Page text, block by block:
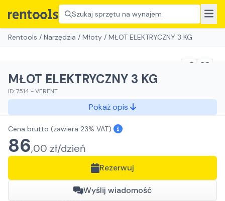
Szukaj sprzętu na wynajem
Rentools / Narzędzia / Młoty / MŁOT ELEKTRYCZNY 3 KG
MŁOT ELEKTRYCZNY 3 KG
ID:7514 -VERENT
Pokaż opis
Cena brutto (zawiera 23% VAT)
86,00 zł/dzień
Rezerwuj
Wyślij wiadomość